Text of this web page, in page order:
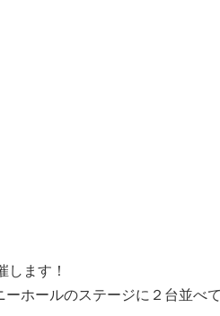
ます！
ホールのステージに２台並べ